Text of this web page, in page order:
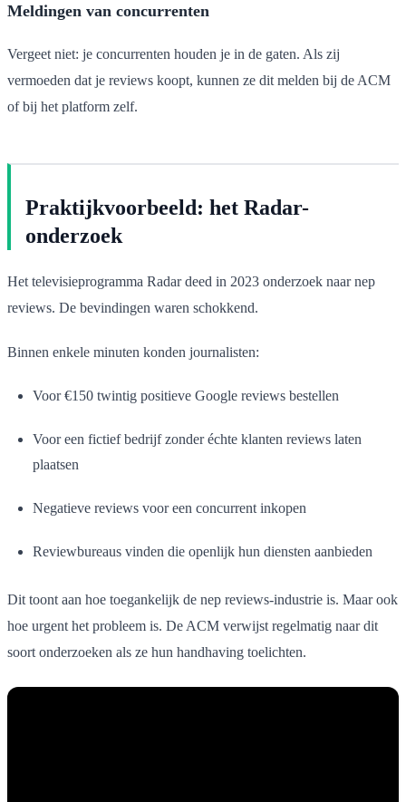
Meldingen van concurrenten
Vergeet niet: je concurrenten houden je in de gaten. Als zij
vermoeden dat je reviews koopt, kunnen ze dit melden bij de ACM
of bij het platform zelf.
Praktijkvoorbeeld: het Radar-
onderzoek
Het televisieprogramma Radar deed in 2023 onderzoek naar nep
reviews. De bevindingen waren schokkend.
Binnen enkele minuten konden journalisten:
Voor €150 twintig positieve Google reviews bestellen
Voor een fictief bedrijf zonder échte klanten reviews laten
plaatsen
Negatieve reviews voor een concurrent inkopen
Reviewbureaus vinden die openlijk hun diensten aanbieden
Dit toont aan hoe toegankelijk de nep reviews-industrie is. Maar ook
hoe urgent het probleem is. De ACM verwijst regelmatig naar dit
soort onderzoeken als ze hun handhaving toelichten.